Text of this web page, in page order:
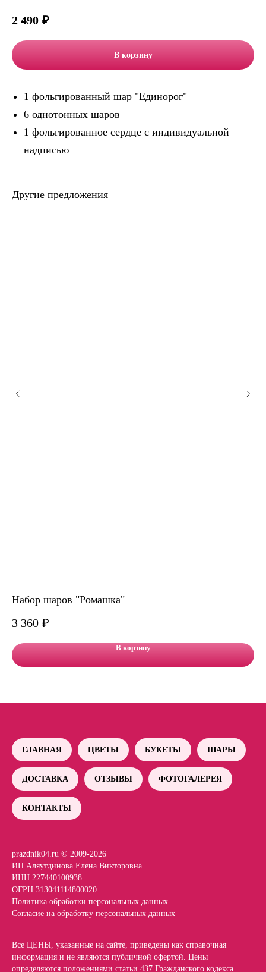
2 490 ₽
В корзину
1 фольгированный шар "Единорог"
6 однотонных шаров
1 фольгированное сердце с индивидуальной
надписью
Другие предложения
Набор шаров "Ромашка"
3 360 ₽
В корзину
ГЛАВНАЯ ЦВЕТЫ БУКЕТЫ ШАРЫ
ДОСТАВКА ОТЗЫВЫ ФОТОГАЛЕРЕЯ
КОНТАКТЫ
prazdnik04.ru © 2009-2026
ИП Аляутдинова Елена Викторовна
ИНН 227440100938
ОГРН 313041114800020
Политика обработки персональных данных
Согласие на обработку персональных данных
Все ЦЕНЫ, указанные на сайте, приведены как справочная
информация и не являются публичной офертой. Цены
определяются положениями статьи 437 Гражданского кодекса